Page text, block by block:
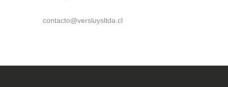
contacto@versluysltda.cl